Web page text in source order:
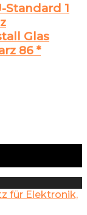
Standard 1
Glas
86 *